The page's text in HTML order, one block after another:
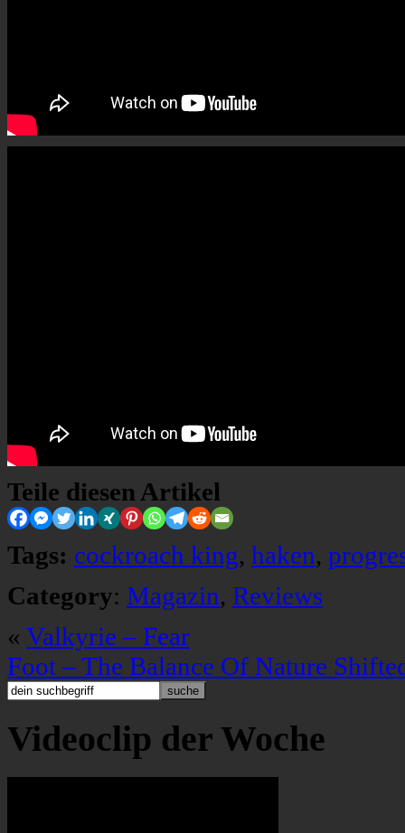
Teile diesen Artikel
Tags: cockroach king, haken,
Category: Magazin, Reviews
« Valkyrie – Fear
Foot – The Balance Of Nature
Videoclip der Woche